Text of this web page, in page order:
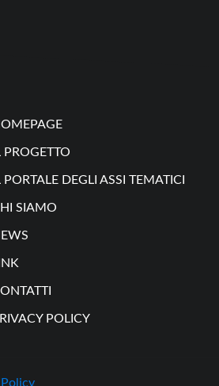
PROGETTO
PORTALE DEGLI ASSI TEMATICI
SIAMO
POLICY